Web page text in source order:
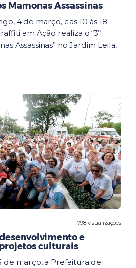
Mamonas Assassinas
4 de março, das 10 às 18
em Ação realiza o “3º
Assassinas” no Jardim Leila,
798 visualizações
e
culturais
de março, a Prefeitura de